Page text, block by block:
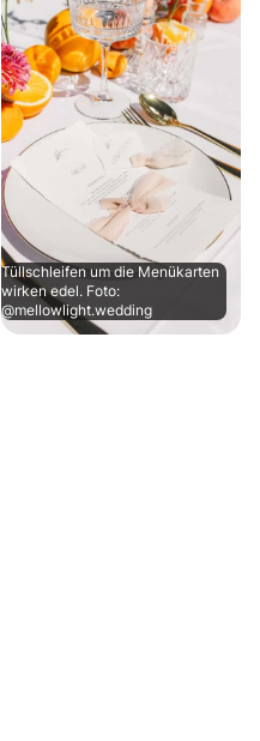
Tüllschleifen um die Menükarten
wirken edel. Foto:
@mellowlight.wedding